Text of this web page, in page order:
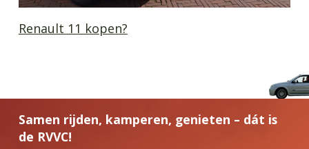
Renault 11 kopen?
Samen rijden, kamperen, genieten – dát is
de RVVC!